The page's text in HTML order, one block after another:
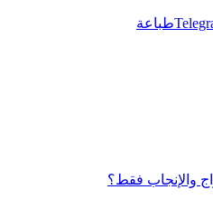
طباعة
والإنجاب فقط؟